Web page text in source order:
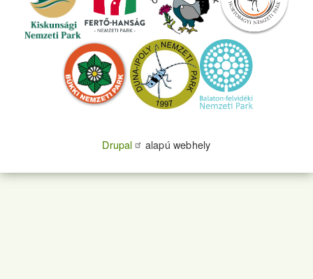
Drupal alapú webhely